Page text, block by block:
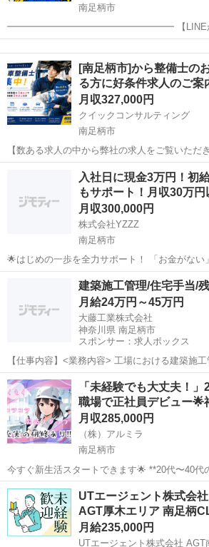
南足柄市
━━━━━━━━━━━━━━━━━━ 【LINEから
中】 ━━━━━━━━━━━━━━━━━━ ▼応募はこちら
https://lin.ee/YnSeSj6 【応募方法】 1．LINE...
[南足柄市]から整備士の
る方に好条件求人のご
月収327,000円
クイックコンサルティング
南足柄市
【数ある求人の中から弊社の求人をご覧いただ
す!!】 全国に様々な求人を5万件以上取り扱っ
況に応じてマッチしそうな求人をご案内いたし
けしてみたい方やどんな求...
南足柄市 その他 整備士
入社日に現金3万円！初
もサポート！月収30万円
月収300,000円
株式会社YZZZ
南足柄市
🌟はじめの一歩を全力サポート！ 「お金がない
「今すぐ働きたい」 そんなあなたを全力で応援
事・住まい、すべてサポート体制万全！／ 🔶サポート内容（一部紹
介） 🎁 初月から月...
南足柄市 工場 社会保険
建築施工管理/住宅手当/
月給24万円～45万円
大藤工業株式会社
神奈川県 南足柄市
スポンサー：求人ボックス
【仕事内容】<業務内容> 工場における建築施
装,外装,リフォーム,トイレ改修など総合的な工
柄、小田原で共通の業務内容。 具体的な管理業
工場の営繕工事がメインで...
正社員
「未経験でも大丈夫！
職場で正社員デビュー
月収285,000円
（株）アルミラ
南足柄市
今すぐ新生活スタートできます🌟 **20代〜40代
中！**未経験の方も歓迎です！ 〇●LINEからの応募が可能になりまし
た♪●〇 下記URLよりお友達登録をお願いしま
神奈川 南足柄市 未経験
UTエージェント株式会
AGT厚木エリア 南足柄
月給235,000円